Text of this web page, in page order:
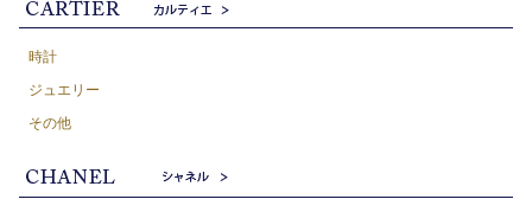
時計
ジュエリー
その他